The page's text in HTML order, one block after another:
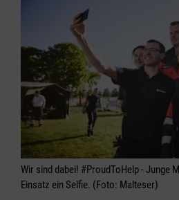
Wir sind dabei! #ProudToHelp - Junge
Einsatz ein Selfie. (Foto: Malteser)